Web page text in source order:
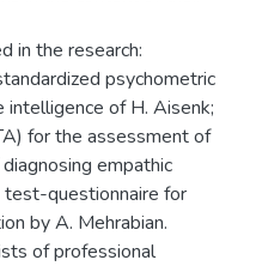
in the research:
psychometric
of H. Aisenk;
for the assessment of
empathic
test-questionnaire for
by A. Mehrabian.
of professional